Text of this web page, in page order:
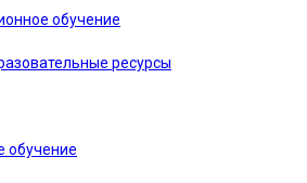
обучение
ресурсы
обучение